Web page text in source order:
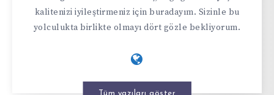
kalitenizi iyileştirmeniz için buradayım. Sizinle bu
yolculukta birlikte olmayı dört gözle bekliyorum.